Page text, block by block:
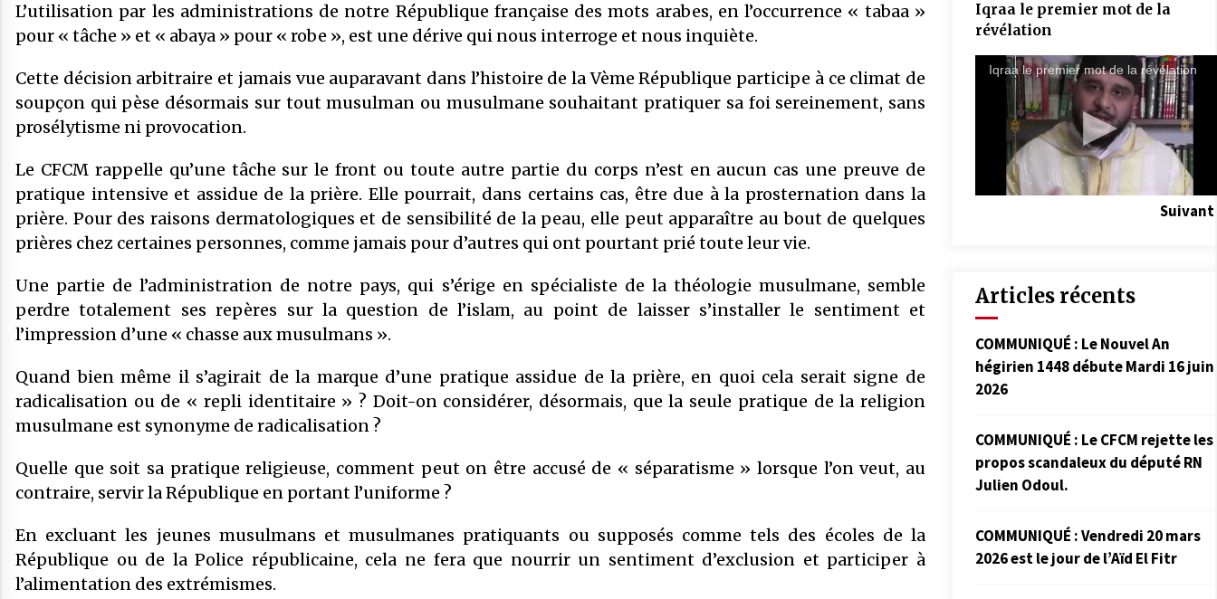
L’utilisation par les administrations de notre République française des mots arabes, en l’occurrence « tabaa »
pour « tâche » et « abaya » pour « robe », est une dérive qui nous interroge et nous inquiète.
Cette décision arbitraire et jamais vue auparavant dans l’histoire de la Vème République participe à ce climat de
soupçon qui pèse désormais sur tout musulman ou musulmane souhaitant pratiquer sa foi sereinement, sans
prosélytisme ni provocation.
Le CFCM rappelle qu’une tâche sur le front ou toute autre partie du corps n’est en aucun cas une preuve de
pratique intensive et assidue de la prière. Elle pourrait, dans certains cas, être due à la prosternation dans la
prière. Pour des raisons dermatologiques et de sensibilité de la peau, elle peut apparaître au bout de quelques
prières chez certaines personnes, comme jamais pour d’autres qui ont pourtant prié toute leur vie.
Une partie de l’administration de notre pays, qui s’érige en spécialiste de la théologie musulmane, semble
perdre totalement ses repères sur la question de l’islam, au point de laisser s’installer le sentiment et
l’impression d’une « chasse aux musulmans ».
Quand bien même il s’agirait de la marque d’une pratique assidue de la prière, en quoi cela serait signe de
radicalisation ou de « repli identitaire » ? Doit-on considérer, désormais, que la seule pratique de la religion
musulmane est synonyme de radicalisation ?
Quelle que soit sa pratique religieuse, comment peut on être accusé de « séparatisme » lorsque l’on veut, au
contraire, servir la République en portant l’uniforme ?
En excluant les jeunes musulmans et musulmanes pratiquants ou supposés comme tels des écoles de la
République ou de la Police républicaine, cela ne fera que nourrir un sentiment d’exclusion et participer à
l’alimentation des extrémismes.
Iqraa le premier mot de la
révélation
Iqraa le premier mot de la révélation
Suivant
Articles récents
COMMUNIQUÉ : Le Nouvel An
hégirien 1448 débute Mardi 16 juin
2026
COMMUNIQUÉ : Le CFCM rejette les
propos scandaleux du député RN
Julien Odoul.
COMMUNIQUÉ : Vendredi 20 mars
2026 est le jour de l’Aïd El Fitr